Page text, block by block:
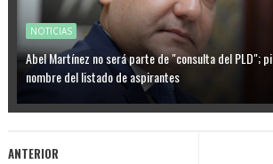
NOTICIAS
Abel Martínez no será parte de "consulta del PLD";
nombre del listado de aspirantes
ANTERIOR